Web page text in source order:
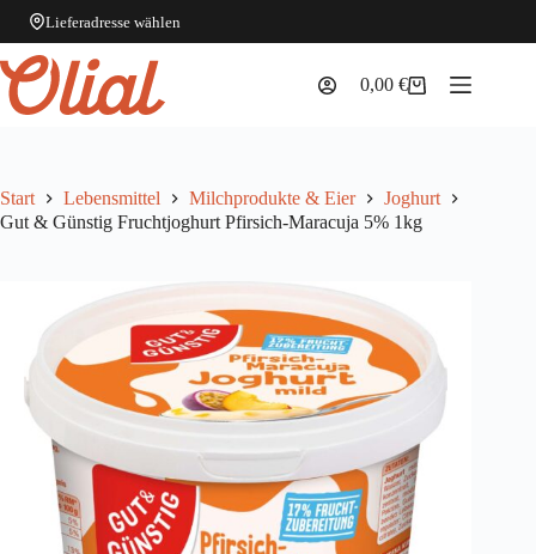
Lieferadresse wählen
Zum
Inhalt
springen
Warenkorb
0,00€
Start Lebensmittel Milchprodukte & Eier
Joghurt
Gut & Günstig Fruchtjoghurt Pfirsich-Maracuja 5% 1kg